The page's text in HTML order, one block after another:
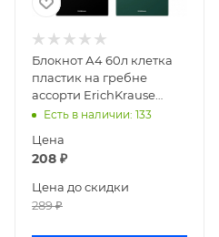
Блокнот А4 60л клетка
пластик на гребне
ассорти ErichKrause
Classic 49676
Есть в наличии: 133
Цена
208 ₽
Цена до скидки
289₽